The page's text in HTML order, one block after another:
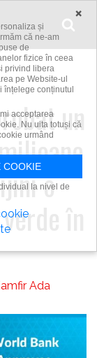
un
o
în
Ada
×
și
că ne-am
de
fizice în ceea
privind libera
pe Website-ul
înțelege conținutul
acceptarea
Nu uita totuși că
urmând
COOKIE
la nivel de